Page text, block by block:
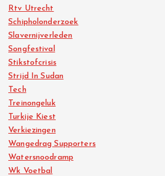
Rtv Utrecht
Schipholonderzoek
Slavernijverleden
Songfestival
Stikstofcrisis
Strijd In Sudan
Tech
Treinongeluk
Turkije Kiest
Verkiezingen
Wangedrag Supporters
Watersnoodramp
Wk Voetbal